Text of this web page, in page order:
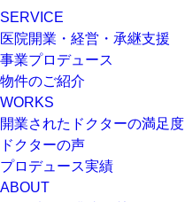
SERVICE
医院開業・経営・承継支援
事業プロデュース
物件のご紹介
WORKS
開業されたドクターの満足度
ドクターの声
プロデュース実績
ABOUT